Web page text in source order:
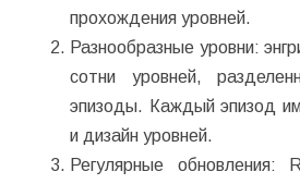
прохождения уровней.
Разнообразные уровни:
сотни уровней,
эпизоды. Каждый эпизод
и дизайн уровней.
Регулярные обновления: